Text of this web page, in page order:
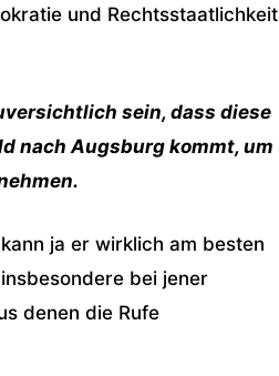
und Rechtsstaatlichkeit
sein, dass diese
nach Augsburg kommt, um
ja er wirklich am besten
bei jener
denen die Rufe